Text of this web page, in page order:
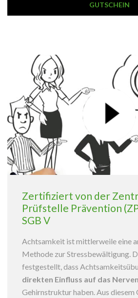
GUTSCHEIN
Zertifiziert von der
Prüfstelle Prävention
SGB V
Achtsamkeit ist mittlerweile eine
Methode zur Stressbewältigung.
festgestellt, dass
direkten Einfluss auf das
Gehirnstruktur haben. Aus diesem